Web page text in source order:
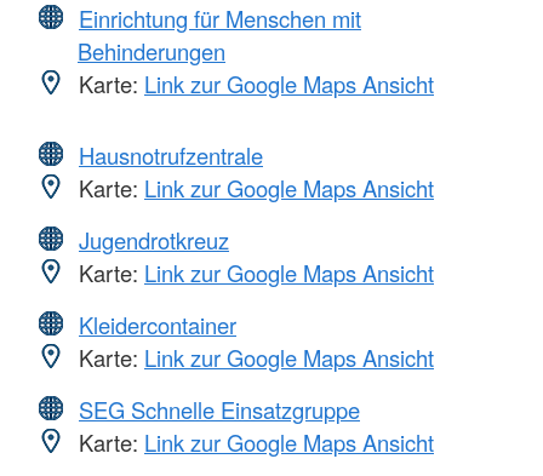
Einrichtung für Menschen mit
Behinderungen
Karte: Link zur Google Maps Ansicht
Hausnotrufzentrale
Karte: Link zur Google Maps Ansicht
Jugendrotkreuz
Karte: Link zur Google Maps Ansicht
Kleidercontainer
Karte: Link zur Google Maps Ansicht
SEG Schnelle Einsatzgruppe
Karte: Link zur Google Maps Ansicht